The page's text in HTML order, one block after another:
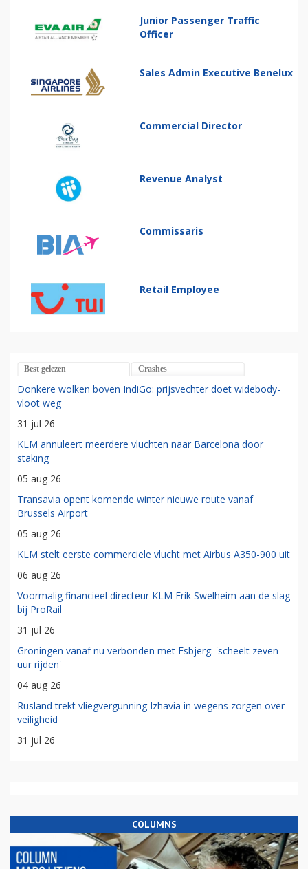
Junior Passenger Traffic
Officer
Sales Admin Executive Benelux
Commercial Director
Revenue Analyst
Commissaris
Retail Employee
Best gelezen Crashes
Donkere wolken boven IndiGo: prijsvechter doet widebody-
vloot weg
31 jul 26
KLM annuleert meerdere vluchten naar Barcelona door
staking
05 aug 26
Transavia opent komende winter nieuwe route vanaf
Brussels Airport
05 aug 26
KLM stelt eerste commerciële vlucht met Airbus A350-900 uit
06 aug 26
Voormalig financieel directeur KLM Erik Swelheim aan de slag
bij ProRail
31 jul 26
Groningen vanaf nu verbonden met Esbjerg: 'scheelt zeven
uur rijden'
04 aug 26
Rusland trekt vliegvergunning Izhavia in wegens zorgen over
veiligheid
31 jul 26
COLUMNS